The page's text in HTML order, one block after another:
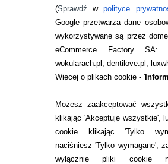
(Sprawdźwpolityce
Google przetwarza dane
wykorzystywane są przez
eCommerce Factory SA:
wokularach.pl, dentilove.pl,
Więcej o plikach cookie - '
Możesz zaakceptować
klikając 'Akceptuję wszystkie',
cookie klikając 'Tylko
naciśniesz 'Tylko wymagane',
wyłącznie pliki cookie
ZWROTY I REKLAMACJA
WARUNKI ZAKUPÓW
RANKINGI SOCZEWEK
SOCZEWKI KOLOROWE
Zwrot (odstąpienie od umowy)
ZMIEŃ USTAWIENIA ZGODY NA